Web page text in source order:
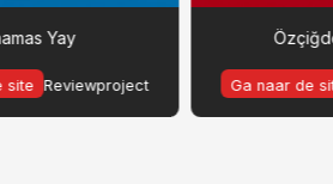
Yay
site Reviewproject Ga naar de